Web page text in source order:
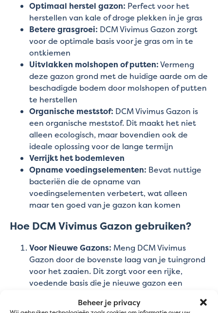
Beheer je privacy
Optimaal herstel gazon: Perfect voor het
herstellen van kale of droge plekken in je gras
Betere grasgroei: DCM Vivimus Gazon zorgt
voor de optimale basis voor je gras om in te
ontkiemen
Uitvlakken molshopen of putten:Vermeng
deze gazon grond met de huidige aarde om de
beschadigde bodem door molshopen of putten
te herstellen
Organische meststof: DCM Vivimus Gazon is
een organische meststof. Dit maakt het niet
alleen ecologisch, maar bovendien ook de
ideale oplossing voor de lange termijn
Verrijkt het bodemleven
Opname voedingselementen: Bevat nuttige
bacteriën die de opname van
voedingselementen verbetert, wat alleen
maar ten goed van je gazon kan komen
Hoe DCM Vivimus Gazon gebruiken?
Voor Nieuwe Gazons: Meng DCM Vivimus
Gazon door de bovenste laag van je tuingrond
voor het zaaien. Dit zorgt voor een rijke,
voedende basis die je nieuwe gazon een
Voor Bestaande Gazons:Gebruik DCM Vivimus